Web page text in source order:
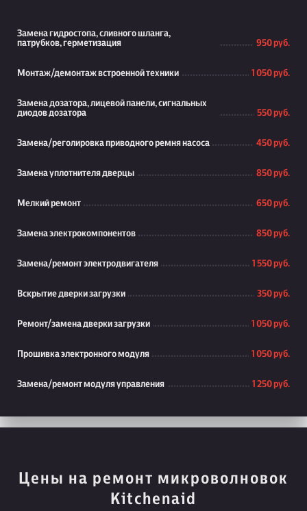
Замена гидростопа, сливного шланга,
патрубков, герметизация
950 руб.
Монтаж/демонтаж встроенной техники 1 050 руб.
Замена дозатора, лицевой панели, сигнальных
диодов дозатора
550 руб.
Замена/реголировка приводного ремня насоса 450 руб.
Замена уплотнителя дверцы 850 руб.
Мелкий ремонт 650 руб.
Замена электрокомпонентов 850 руб.
Замена/ремонт электродвигателя 1 550 руб.
Вскрытие дверки загрузки 350 руб.
Ремонт/замена дверки загрузки 1 050 руб.
Прошивка электронного модуля 1 050 руб.
Замена/ремонт модуля управления 1 250 руб.
Цены на ремонт микроволновок
Kitchenaid